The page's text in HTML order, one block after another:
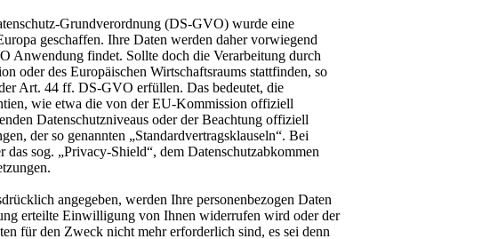
Grundverordnung (DS-GVO) wurde eine
geschaffen. Ihre Daten werden daher vorwiegend
Anwendung findet. Sollte doch die Verarbeitung durch
oder des Europäischen Wirtschaftsraums stattfinden, so
Art. 44 ff. DS-GVO erfüllen. Das bedeutet, die
wie etwa die von der EU-Kommission offiziell
Datenschutzniveaus oder der Beachtung offiziell
der so genannten „Standardvertragsklauseln“. Bei
sog. „Privacy-Shield“, dem Datenschutzabkommen
angegeben, werden Ihre personenbezogen Daten
erteilte Einwilligung von Ihnen widerrufen wird oder der
für den Zweck nicht mehr erforderlich sind, es sei denn